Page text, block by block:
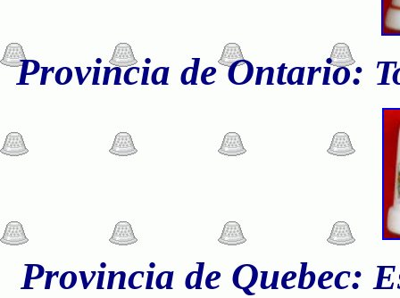
Provincia de Ontario:
Provincia de Quebec: